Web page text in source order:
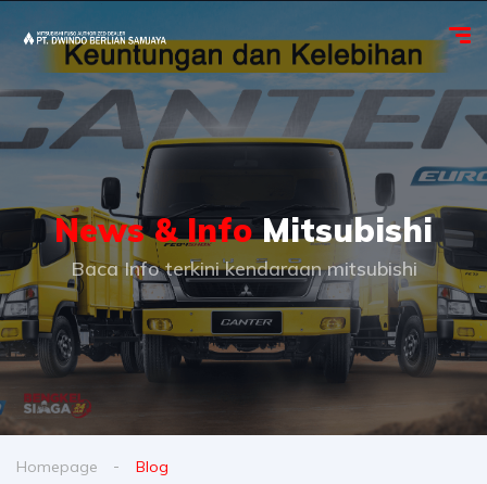
News & InfoMitsubishi
Baca Info terkini kendaraan mitsubishi
Homepage Blog